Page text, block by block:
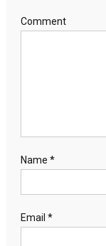
Comment
Name *
Email *